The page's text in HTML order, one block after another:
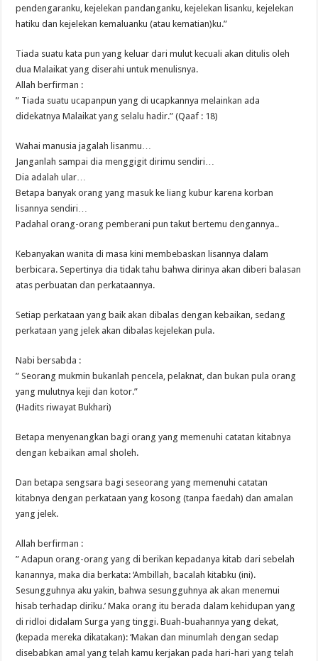
pendengaranku, kejelekan pandanganku, kejelekan lisanku, kejelekan
hatiku dan kejelekan kemaluanku (atau kematian)ku.”
Tiada suatu kata pun yang keluar dari mulut kecuali akan ditulis oleh
dua Malaikat yang diserahi untuk menulisnya.
Allah berfirman :
” Tiada suatu ucapanpun yang di ucapkannya melainkan ada
didekatnya Malaikat yang selalu hadir.” (Qaaf : 18)
Wahai manusia jagalah lisanmu…
Janganlah sampai dia menggigit dirimu sendiri…
Dia adalah ular…
Betapa banyak orang yang masuk ke liang kubur karena korban
lisannya sendiri…
Padahal orang-orang pemberani pun takut bertemu dengannya..
Kebanyakan wanita di masa kini membebaskan lisannya dalam
berbicara. Sepertinya dia tidak tahu bahwa dirinya akan diberi balasan
atas perbuatan dan perkataannya.
Setiap perkataan yang baik akan dibalas dengan kebaikan, sedang
perkataan yang jelek akan dibalas kejelekan pula.
Nabi bersabda :
” Seorang mukmin bukanlah pencela, pelaknat, dan bukan pula orang
yang mulutnya keji dan kotor.”
(Hadits riwayat Bukhari)
Betapa menyenangkan bagi orang yang memenuhi catatan kitabnya
dengan kebaikan amal sholeh.
Dan betapa sengsara bagi seseorang yang memenuhi catatan
kitabnya dengan perkataan yang kosong (tanpa faedah) dan amalan
yang jelek.
Allah berfirman :
” Adapun orang-orang yang di berikan kepadanya kitab dari sebelah
kanannya, maka dia berkata: ‘Ambillah, bacalah kitabku (ini).
Sesungguhnya aku yakin, bahwa sesungguhnya ak akan menemui
hisab terhadap diriku.’ Maka orang itu berada dalam kehidupan yang
di ridloi didalam Surga yang tinggi. Buah-buahannya yang dekat,
(kepada mereka dikatakan): ‘Makan dan minumlah dengan sedap
disebabkan amal yang telah kamu kerjakan pada hari-hari yang telah